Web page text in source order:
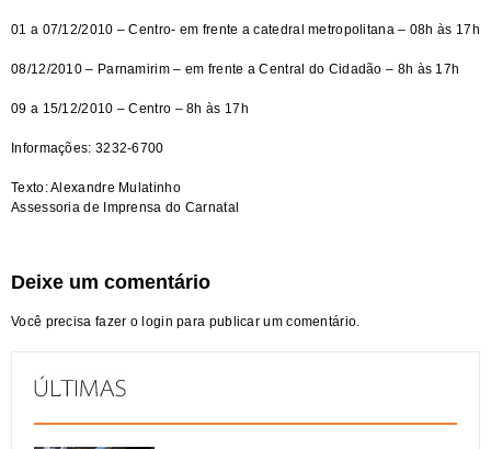
01 a 07/12/2010 – Centro- em frente a catedral metropolitana – 08h às 17h
08/12/2010 – Parnamirim – em frente a Central do Cidadão – 8h às 17h
09 a 15/12/2010 – Centro – 8h às 17h
Informações: 3232-6700
Texto: Alexandre Mulatinho
Assessoria de Imprensa do Carnatal
Deixe um comentário
Você precisa fazer o login para publicar um comentário.